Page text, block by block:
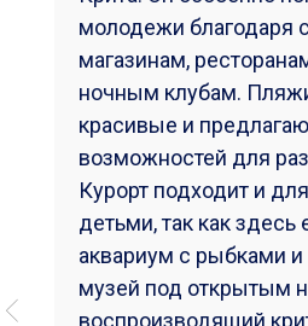
Агиос Николаос
Николай, покровитель
Николаос был одним
городов Крита.
Агиос Николаос,
построен центр
продолжает